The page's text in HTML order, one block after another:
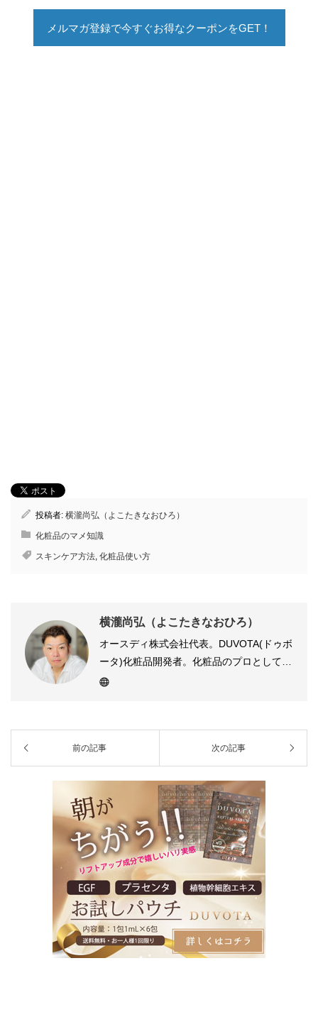
メルマガ登録で今すぐお得なクーポンをGET！
投稿者: 横瀧尚弘（よこたきなおひろ）
化粧品のマメ知識
スキンケア方法, 化粧品使い方
横瀧尚弘（よこたきなおひろ）
オースディ株式会社代表。DUVOTA(ドゥボ
ータ)化粧品開発者。化粧品のプロとして、
DUVOTA（ドゥボータ）化粧品の使い方
ク、水泳 、フルマラソン、動物好き。
前の記事 次の記事